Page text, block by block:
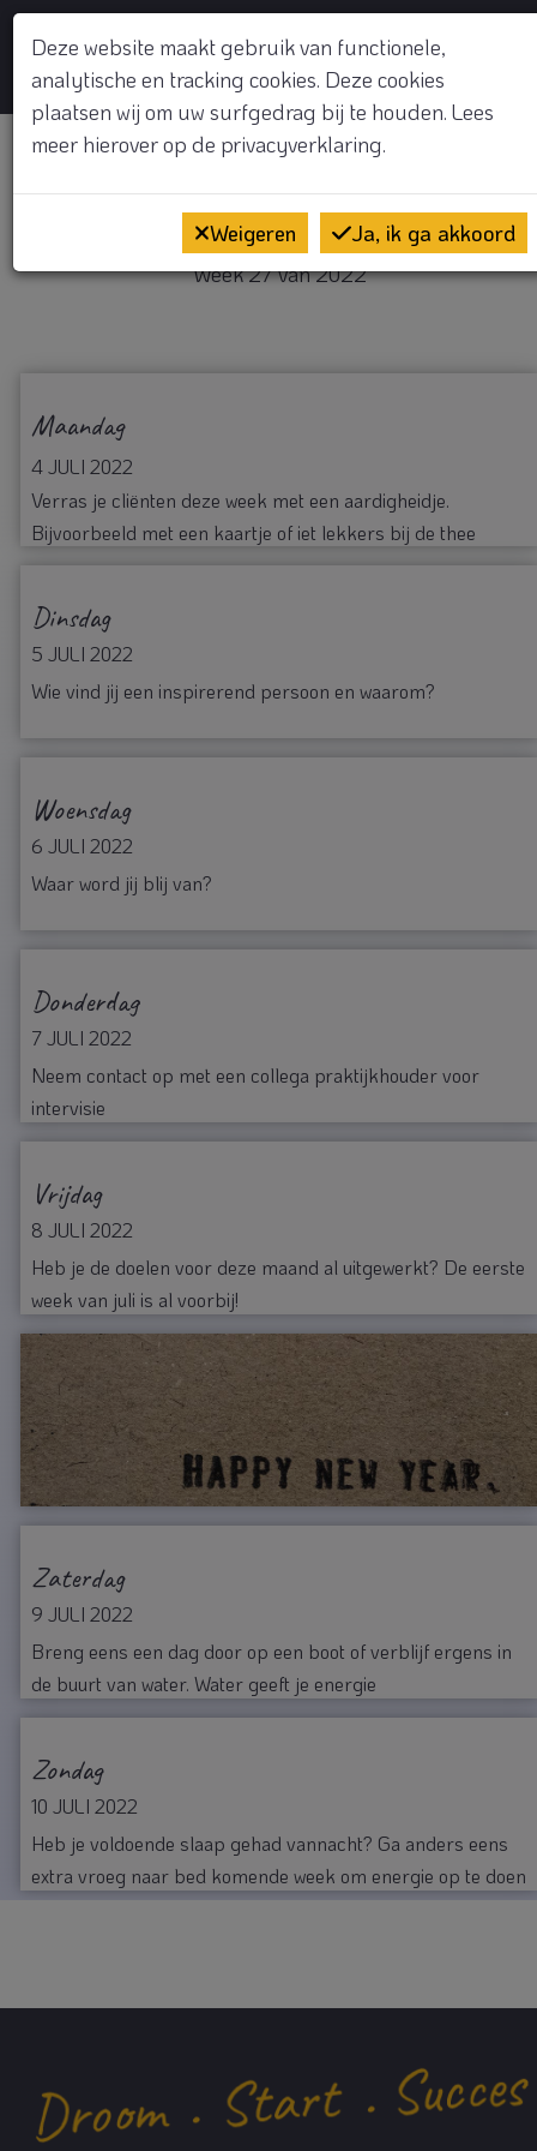
GRATIS KENNISMAKINGSGESPREK
Welkom
Week 27 van 2022
Maandag
4 JULI 2022
Verras je cliënten deze week met een aardigheidje.
Bijvoorbeeld met een kaartje of iet lekkers bij de thee
Dinsdag
5 JULI 2022
Wie vind jij een inspirerend persoon en waarom?
Woensdag
6 JULI 2022
Waar word jij blij van?
Donderdag
7 JULI 2022
Neem contact op met een collega praktijkhouder voor
intervisie
Vrijdag
8 JULI 2022
Heb je de doelen voor deze maand al uitgewerkt? De eerste
week van juli is al voorbij!
Zaterdag
9 JULI 2022
Breng eens een dag door op een boot of verblijf ergens in
de buurt van water. Water geeft je energie
Zondag
10 JULI 2022
Heb je voldoende slaap gehad vannacht? Ga anders eens
extra vroeg naar bed komende week om energie op te doen
Deze website maakt gebruik van functionele,
analytische en tracking cookies. Deze cookies
plaatsen wij om uw surfgedrag bij te houden. Lees
meer hierover op de privacyverklaring.
Weigeren Ja, ik ga akkoord